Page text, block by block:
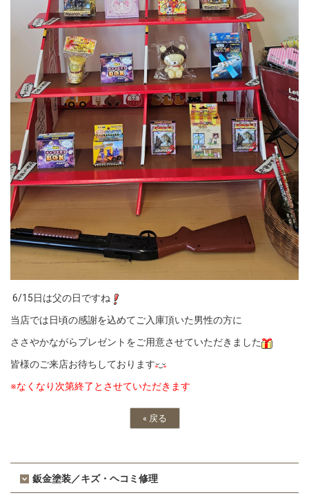
6/15日は父の日ですね
当店では日頃の感謝を込めてご入庫頂いた男性の方に
ささやかながらプレゼントをご用意させていただきました
皆様のご来店お待ちしております
※なくなり次第終了とさせていただきます
« 戻る
鈑金塗装／キズ・ヘコミ修理